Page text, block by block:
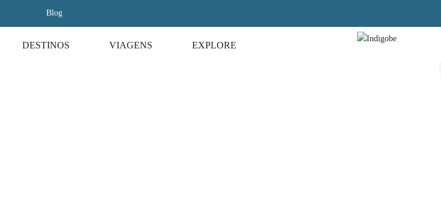
Blog
DESTINOS VIAGENS EXPLORE